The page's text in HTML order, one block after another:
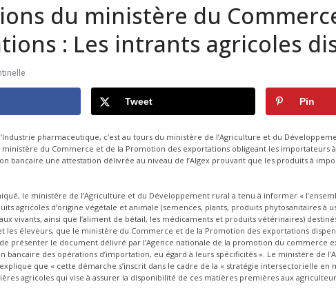
du ministère du
: Les intrants agricoles
Tweet Pin
pharmaceutique, c’est au tours du ministère de l’Agriculture et du
ministère du Commerce et de la Promotion des exportations obligeant les importateurs
bancaire une attestation délivrée au niveau de l’Algex prouvant que les produits à
le ministère de l’Agriculture et du Développement rural a tenu à informer «
agricoles d’origine végétale et animale (semences, plants, produits phytosanitaires à
vivants, ainsi que l’aliment de bétail, les médicaments et produits vétérinaires)
les éleveurs, que le ministère du Commerce et de la Promotion des exportations
de présenter le document délivré par l’Agence nationale de la promotion du commerce
bancaire des opérations d’importation, eu égard à leurs spécificités ». Le ministère de
que « cette démarche s’inscrit dans le cadre de la « stratégie intersectorielle en
agricoles qui vise à assurer la disponibilité de ces matières premières aux